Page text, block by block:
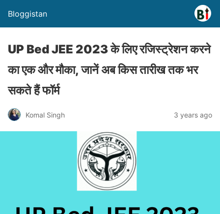
Bloggistan
UP Bed JEE 2023 के लिए रजिस्ट्रेशन करने
का एक और मौका, जानें अब किस तारीख तक भर
सकते हैं फॉर्म
Komal Singh 3 years ago